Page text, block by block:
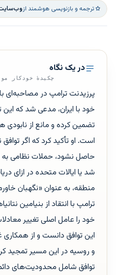
ترجمه و بازنویسی هوشمند از
در یک نگاه
چکیدهٔ خودکار
پرزیدنت ترامپ در مصاحبه‌ای
خود با ایران، مدعی شد که این
تضمین کرده و مانع از
است. او تأکید کرد که اگر
حاصل نشود، حملات نظامی به
شد یا ایالات متحده در ازای
منطقه، به عنوان «نگهبان
ترامپ با انتقاد از بنیامین
خود را عامل اصلی تغییر
این توافق دانست و از
و روسیه در این مسیر تمجید
توافق شامل محدودیت‌های